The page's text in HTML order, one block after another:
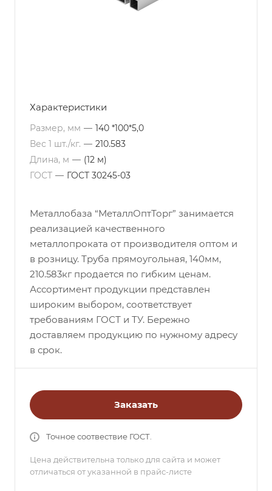
Характеристики
Размер, мм — 140 *100*5,0
Вес 1 шт./кг. — 210.583
Длина, м — (12 м)
ГОСТ — ГОСТ 30245-03
Металлобаза “МеталлОптТорг” занимается
реализацией качественного
металлопроката от производителя оптом и
в розницу. Труба прямоугольная, 140мм,
210.583кг продается по гибким ценам.
Ассортимент продукции представлен
широким выбором, соответствует
требованиям ГОСТ и ТУ. Бережно
доставляем продукцию по нужному адресу
в срок.
Заказать
Точное соотвествие ГОСТ.
Цена действительна только для сайта и может
отличаться от указанной в прайс-листе